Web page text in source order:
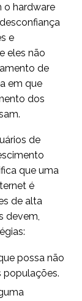
o hardware
e
eles não
de
em que
dos
de
que uma
é
de alta
devem,
possa não
populações.